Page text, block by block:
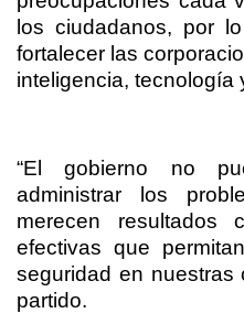
los ciudadanos, por
fortalecer las
inteligencia, tecnología
“El gobierno no
administrar los
merecen resultados
efectivas que
seguridad en nuestras
partido.